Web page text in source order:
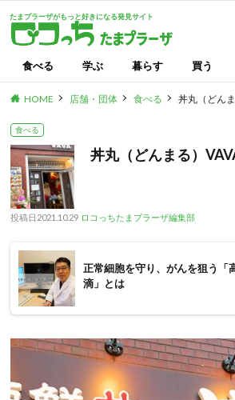
たまプラーザがもっと好きになる発見サイト
食べる 学ぶ 暮らす 買う
HOME 店舗・団体 食べる 丼丸（どん
食べる
丼丸（どんまる）
投稿日 2021.10.29 ロコっちたまプラーザ編集部
正常細胞を守り、がんを狙う「
滴」とは